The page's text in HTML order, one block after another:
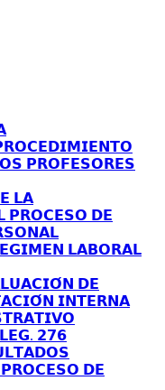
𝗣𝗥𝗢𝗙𝗘𝗦𝗢𝗥𝗘𝗦
𝗟𝗔
𝗣𝗥𝗢𝗖𝗘𝗦𝗢 𝗗𝗘
𝗟𝗔𝗕𝗢𝗥𝗔𝗟
𝗗𝗘
𝗜𝗡𝗧𝗘𝗥𝗡𝗔
𝟮𝟳𝟲
𝗣𝗥𝗢𝗖𝗘𝗦𝗢 𝗗𝗘